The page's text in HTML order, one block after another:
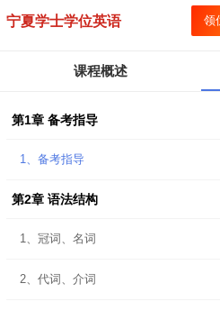
宁夏学士学位英语 领
课程概述
第1章 备考指导
1、备考指导
第2章 语法结构
1、冠词、名词
2、代词、介词